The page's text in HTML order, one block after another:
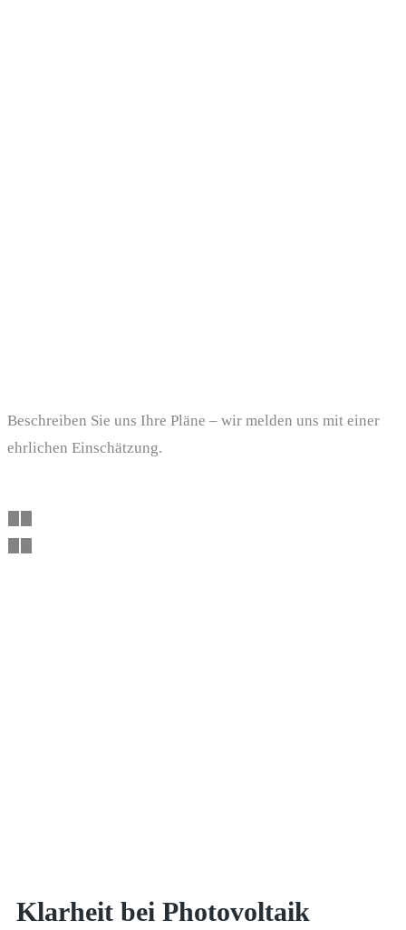
Beschreiben Sie uns Ihre Pläne – wir melden uns mit einer
ehrlichen Einschätzung.
Klarheit bei Photovoltaik